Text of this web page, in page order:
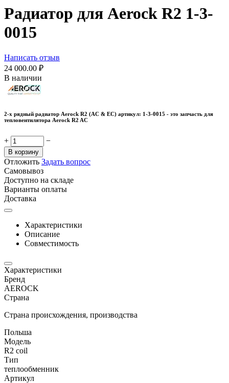
Радиатор для Aerock R2 1-3-
0015
Написать отзыв
24 000.00 ₽
В наличии
2-х рядный радиатор Aerock R2 (AC & EC) артикул: 1-3-0015 - это запчасть для
тепловентилятора Aerock R2 AC
+ −
В корзину
Отложить Задать вопрос
Самовывоз
Доступно на складе
Варианты оплаты
Доставка
Характеристики
Описание
Совместимость
Характеристики
Бренд
AEROCK
Страна
Страна происхождения, производства
Польша
Модель
R2 coil
Тип
теплообменник
Артикул